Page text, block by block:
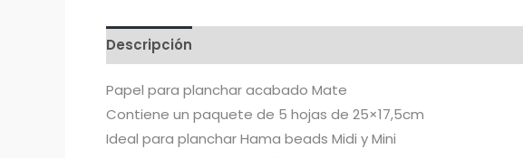
Descripción
Papel para planchar acabado Mate
Contiene un paquete de 5 hojas de 25×17,5cm
Ideal para planchar Hama beads Midi y Mini